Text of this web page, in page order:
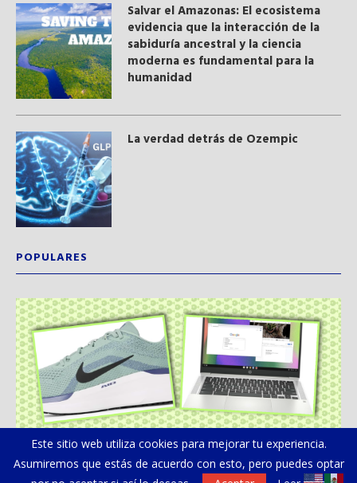
Salvar el Amazonas: El ecosistema
evidencia que la interacción de la
sabiduría ancestral y ​la ciencia
moderna​ es fundamental para la
humanidad
La verdad detrás de Ozempic
POPULARES
Este sitio web utiliza cookies para mejorar tu experiencia.
Asumiremos que estás de acuerdo con esto, pero puedes optar